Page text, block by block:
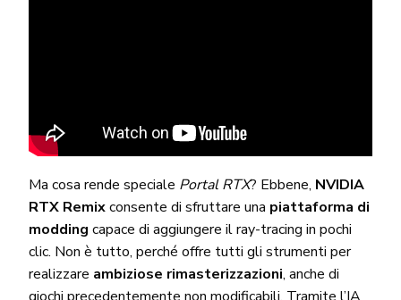
Ma cosa rende speciale Portal RTX? Ebbene, NVIDIA
RTX Remixconsente di sfruttare una piattaforma di
modding capace di aggiungere il ray-tracing in pochi
clic. Non è tutto, perché offre tutti gli strumenti per
realizzare ambiziose rimasterizzazioni, anche di
giochi precedentemente non modificabili. Tramite l’IA